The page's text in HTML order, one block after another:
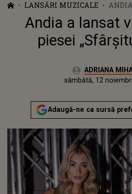
LANSĂRI MUZICALE
Andia a lansat
piesei
Autor:ADRIANA
vineri, 12 noiembrie 2021
Actualizat:
sâmbătă, 12
Adaugă-ne ca sursă